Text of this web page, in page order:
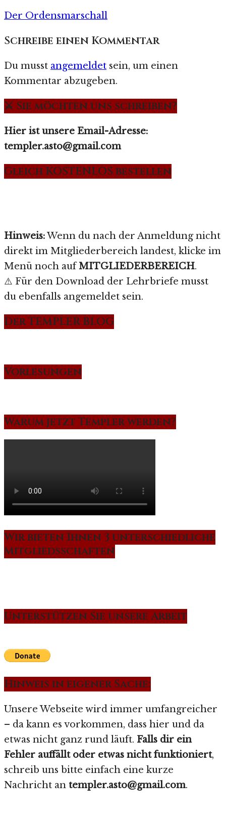
Der Ordensmarschall
Schreibe einen Kommentar
Du musst angemeldet sein, um einen
Kommentar abzugeben.
⚔️ Sie möchten uns schreiben?
Hier ist unsere Email-Adresse:
templer.asto@gmail.com
Gleich KOSTENLOS bestellen
Hinweis:Wenn du nach der Anmeldung nicht
direkt im Mitgliederbereich landest, klicke im
Menü noch aufMITGLIEDERBEREICH.
⚠️ Für den Download der Lehrbriefe musst
du ebenfalls angemeldet sein.
Der TEMPLER BLOG
Vorlesungen
Warum jetzt Templer werden?
Wir bieten Ihnen 3 unterschiedliche
Mitgliedsschaften
Unterstützen Sie unsere Arbeit
Hinweis in eigener Sache:
Unsere Webseite wird immer umfangreicher
– da kann es vorkommen, dass hier und da
etwas nicht ganz rund läuft. Falls dir ein
Fehler auffällt oder etwas nicht funktioniert,
schreib uns bitte einfach eine kurze
Nachricht an templer.asto@gmail.com.